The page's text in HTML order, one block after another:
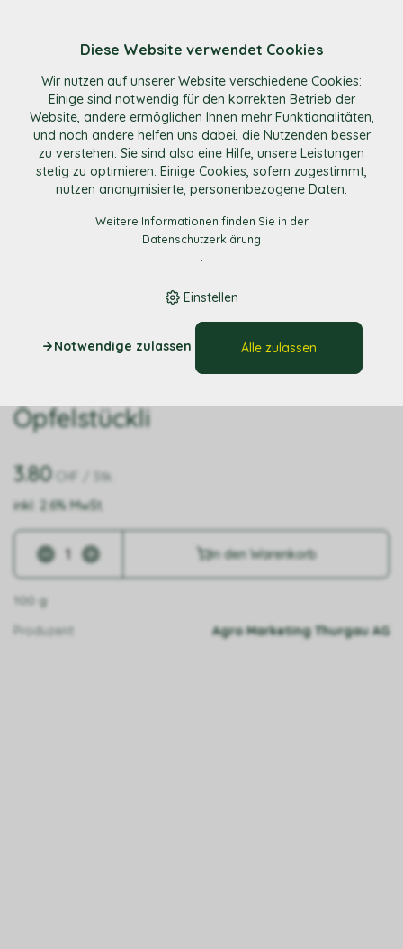
E-Shop / Süsses & Snacks / Schoggi mit Thurgauer
Öpfelstückli
Öpfelstückli
3.80 CHF
/ Stk.
inkl. 2.6% MwSt.
in den Warenkorb
100 g
Produzent
Agro Marketing Thurgau AG
Diese Website verwendet Cookies
Wir nutzen auf unserer Website verschiedene Cookies:
Einige sind notwendig für den korrekten Betrieb der
Website, andere ermöglichen Ihnen mehr Funktionalitäten,
und noch andere helfen uns dabei, die Nutzenden besser
zu verstehen. Sie sind also eine Hilfe, unsere Leistungen
stetig zu optimieren. Einige Cookies, sofern zugestimmt,
nutzen anonymisierte, personenbezogene Daten.
Weitere Informationen finden Sie in der
Datenschutzerklärung
Einstellen
Notwendige zulassen Alle zulassen